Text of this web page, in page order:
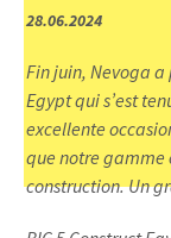
28.06.2024
Fin juin, Nevoga a
Egypt qui s’est
excellente
que notre gamme
construction. Un